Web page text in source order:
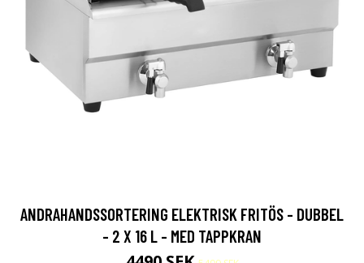
ANDRAHANDSSORTERING ELEKTRISK FRITÖS - DUBBEL
- 2 X 16 L - MED TAPPKRAN